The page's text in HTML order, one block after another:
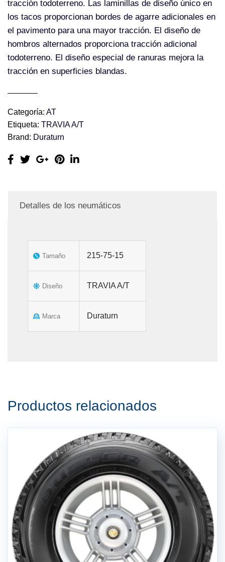
tracción todoterreno. Las laminillas de diseño único en
los tacos proporcionan bordes de agarre adicionales en
el pavimento para una mayor tracción. El diseño de
hombros alternados proporciona tracción adicional
todoterreno. El diseño especial de ranuras mejora la
tracción en superficies blandas.
Categoría: AT
Etiqueta: TRAVIA A/T
Brand: Duraturn
Detalles de los neumáticos
Tamaño 215-75-15
Diseño TRAVIA A/T
Marca Duraturn
Productos relacionados